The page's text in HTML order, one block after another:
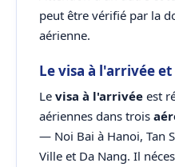
peut être vérifié par la
aérienne.
Le visa à l'arrivée
Le visa à l'arrivée est
aériennes dans trois
— Noi Bai à Hanoi, Tan
Ville et Da Nang. Il